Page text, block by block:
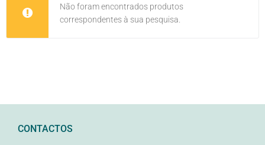
Não foram encontrados produtos
correspondentes à sua pesquisa.
CONTACTOS